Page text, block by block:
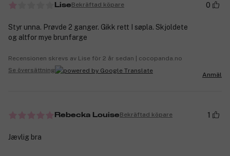
LiseBekräftad köpare 0
Styr unna. Prøvde 2 ganger. Gikk rett I søpla. Skjoldete
og altfor mye brunfarge
Recensionen skrevs av Lise för 2 år sedan | cocopanda.no
Se översättning
Anmäl
Rebecka LouiseBekräftad köpare 1
Jævlig bra